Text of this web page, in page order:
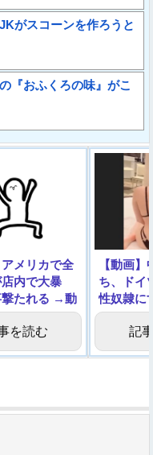
がスコーンを作ろうと
『おふくろの味』がこ
アメリカで全
内で大暴
撃たれる →動
を読む
【動画
ち、ドイ
性奴隷に
功
記